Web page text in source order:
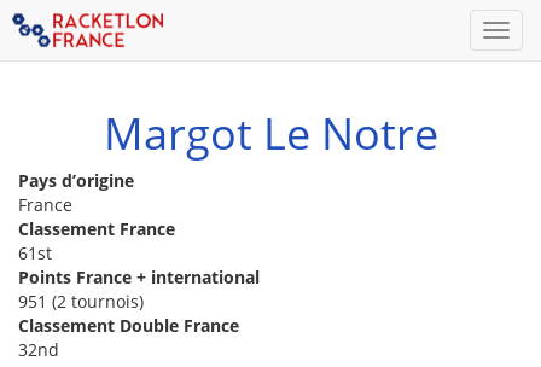
Menu
Margot Le Notre
Pays d’origine
France
Classement France
61st
Points France + international
951 (2 tournois)
Classement Double France
32nd